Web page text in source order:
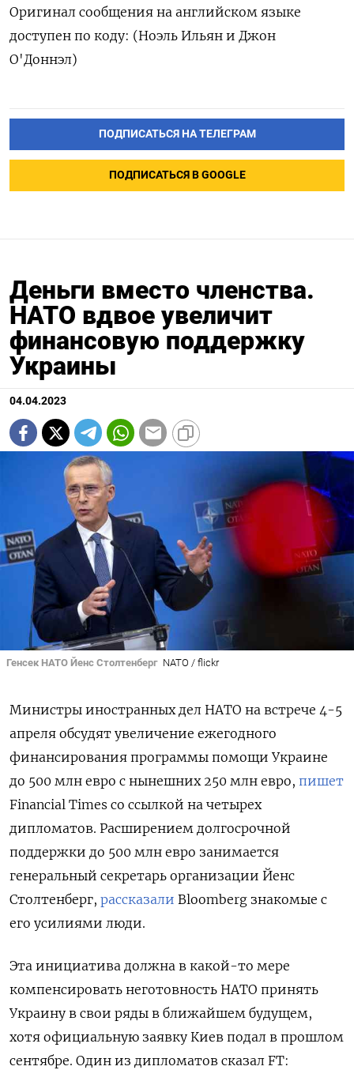
Оригинал сообщения на английском языке
доступен по коду: (Ноэль Ильян и Джон
О'Доннэл)
ПОДПИСАТЬСЯ НА ТЕЛЕГРАМ
ПОДПИСАТЬСЯ В GOOGLE
Деньги вместо членства.
НАТО вдвое увеличит
финансовую поддержку
Украины
04.04.2023
Генсек НАТО Йенс Столтенберг NATO / flickr
Министры иностранных дел НАТО на встрече 4-5
апреля обсудят увеличение ежегодного
финансирования программы помощи Украине
до 500 млн евро с нынешних 250 млн евро, пишет
Financial Times со ссылкой на четырех
дипломатов. Расширением долгосрочной
поддержки до 500 млн евро занимается
генеральный секретарь организации Йенс
Столтенберг, рассказали Bloomberg знакомые с
его усилиями люди.
Эта инициатива должна в какой-то мере
компенсировать неготовность НАТО принять
Украину в свои ряды в ближайшем будущем,
хотя официальную заявку Киев подал в прошлом
сентябре. Один из дипломатов сказал FT: